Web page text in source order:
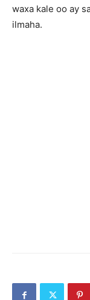
waxa kale oo ay
ilmaha.